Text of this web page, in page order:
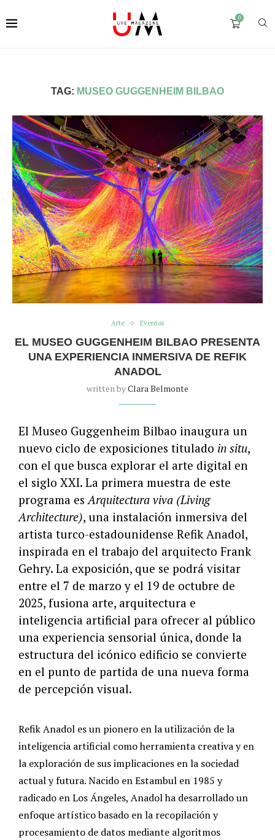
0
TAG: MUSEO GUGGENHEIM BILBAO
Arte Eventos
EL MUSEO GUGGENHEIM BILBAO PRESENTA
UNA EXPERIENCIA INMERSIVA DE REFIK
ANADOL
written byClara Belmonte
El Museo Guggenheim Bilbao inaugura un
nuevo ciclo de exposiciones titulado in situ,
con el que busca explorar el arte digital en
el siglo XXI. La primera muestra de este
programa esArquitectura viva (Living
Architecture), una instalación inmersiva del
artista turco-estadounidense Refik Anadol,
inspirada en el trabajo del arquitecto Frank
Gehry. La exposición, que se podrá visitar
entre el 7 de marzo y el 19 de octubre de
2025, fusiona arte, arquitectura e
inteligencia artificial para ofrecer al público
una experiencia sensorial única, donde la
estructura del icónico edificio se convierte
en el punto de partida de una nueva forma
de percepción visual.
Refik Anadol es un pionero en la utilización de la
inteligencia artificial como herramienta creativa y en
la exploración de sus implicaciones en la sociedad
actual y futura. Nacido en Estambul en 1985 y
radicado en Los Ángeles, Anadol ha desarrollado un
enfoque artístico basado en la recopilación y
procesamiento de datos mediante algoritmos